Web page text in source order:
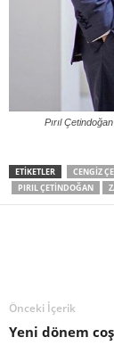
Pırıl
ETIKETLER CENGIZ
PIRIL ÇETINDOĞAN
Önceki İçerik
Yeni dönem